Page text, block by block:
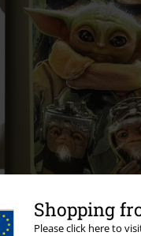
Shopping
Please click here to